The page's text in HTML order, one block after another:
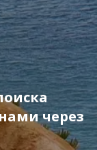
через